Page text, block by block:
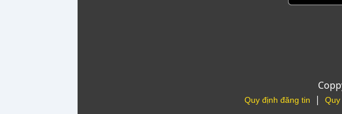
Quy định đăng tin | Quy